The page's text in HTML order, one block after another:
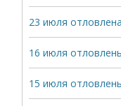
23 июля
16 июля
15 июля